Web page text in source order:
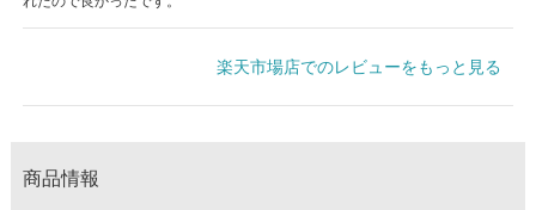
楽天市場店でのレビューをもっと見る
商品情報